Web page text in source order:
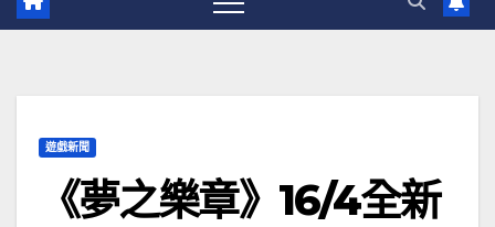
遊戲新聞
《夢之樂章》16/4全新